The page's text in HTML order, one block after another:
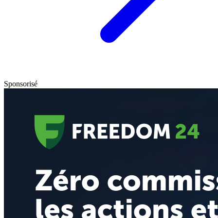
Sponsorisé